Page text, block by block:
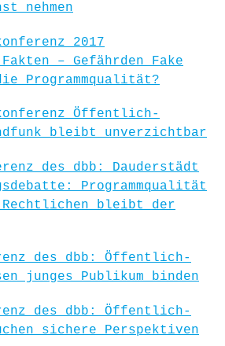
nehmen
2017
– Gefährden Fake
Programmqualität?
Öffentlich-
bleibt unverzichtbar
des dbb: Dauderstädt
Programmqualität
bleibt der
des dbb: Öffentlich-
junges Publikum binden
des dbb: Öffentlich-
sichere Perspektiven